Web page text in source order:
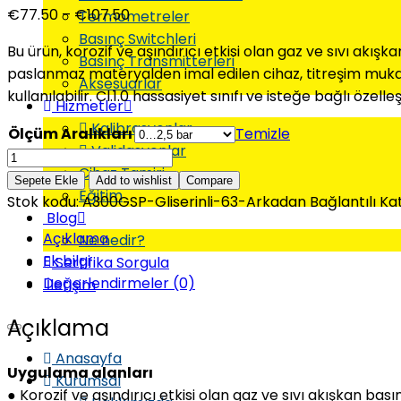
Termometreler
Basınç Switchleri
Basınç Transmitterleri
Aksesuarlar
Hizmetler
Kalibrasyonlar
Validasyonlar
Cihaz Tamiri
Eğitim
Blog
Ne nedir?
Sertifika Sorgula
İletişim
Anasayfa
Kurumsal
€77.50– €107.50
Bu ürün, korozif ve aşındırıcı etkisi olan gaz ve sıvı
paslanmaz materyalden imal edilen cihaz, titreşim
kullanılabilir. Cl.1.0 hassasiyet sınıfı ve isteğe bağlı
Ölçüm Aralıkları
Temizle
Sepete Ekle Add to wishlist Compare
Stok kodu:A300GSP-Gliserinli-63-Arkadan Bağlantılı
Açıklama
Ek bilgi
Değerlendirmeler (0)
Açıklama
Uygulama alanları
● Korozif ve aşındırıcı etkisi olan gaz ve sıvı akışkan